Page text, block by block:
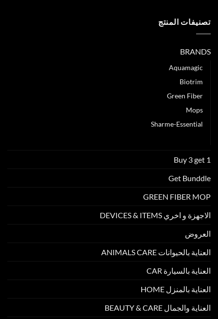
عن
تصنيفات المنتج
BRANDS
Aquamagic
Biotrim
Green Fiber
Mops
Sharme-Essential
Buy 3 get 1
Get Bunddle
GREEN FIBER MOP
الاجهزة و اخري DEVICES & ITEMS
العروض
العناية بالحيوانات ANIMALS CARE
العناية بالسيارة CAR
العناية بالمنزل HOME
العناية والجمال BEAUTY & CARE